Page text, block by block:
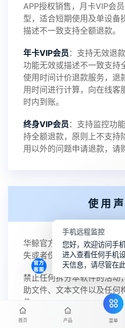
APP授权销售，月卡VIP会
型，适合短期使用及单设备
描述不一致支持全额退款。
年卡VIP会员 ：支持无效退
功能无效或描述不一致支持
使用时间计价退款服务，退
用时间进行计算，向在线客
时内到账。
终身VIP会员 ：支持监控功
持全额退款，原则上不支持
用以外的问题申请退款，请
使用
华鲸官方不承诺对任何由于
失或者伤害负责。
禁止任何拆分本软件的活动
助文件、文本文件以及任何
件。
禁止任何未获得华鲸授权的
首页 产品 菜单
手机远程监控
您好，欢迎访问手
进入查看任何手机
天信息，请尽管在